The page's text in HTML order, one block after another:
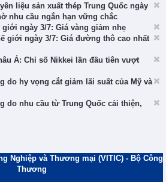
liệu sản xuất thép Trung Quốc ngày
nhu cầu ngắn hạn vững chắc
ngày 3/7: Giá vàng giảm nhẹ
giới ngày 3/7: Giá đường thô cao nhất
Á: Chỉ số Nikkei lần đầu tiên vượt
do hy vọng cắt giảm lãi suất của Mỹ và
do nhu cầu từ Trung Quốc cải thiện,
Nghiệp và Thương mại (VITIC) - Bộ Công
Thương